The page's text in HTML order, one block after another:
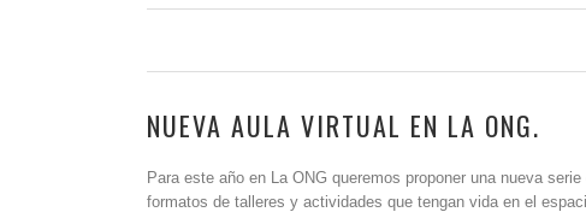
NUEVA AULA VIRTUAL EN LA ONG.
Para este año en La ONG queremos proponer una nueva
formatos de talleres y actividades que tengan vida en el